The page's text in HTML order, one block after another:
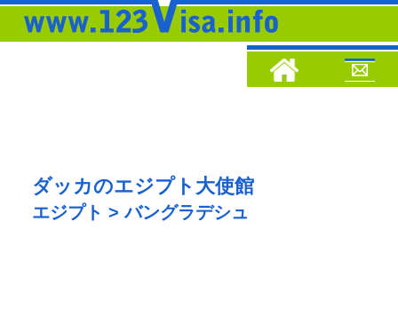
ダッカのエジプト大使館
エジプト > バングラデシュ